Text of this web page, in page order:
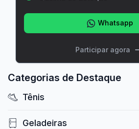
Whatsapp
Participar agora
Categorias de Destaque
Tênis
Geladeiras